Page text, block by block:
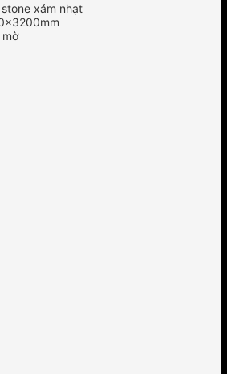
xám nhạt